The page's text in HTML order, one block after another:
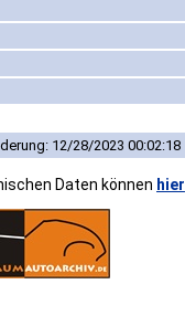
12/28/2023 00:02:18
Daten können hier